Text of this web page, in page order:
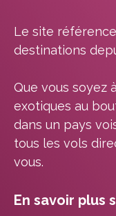
Le site
destinations
Que vous soyez
exotiques au
dans un pays
tous les vols
vous.
En savoir plus